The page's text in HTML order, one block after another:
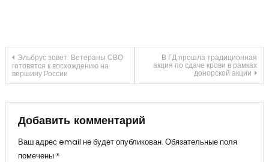
Навигация
по
записям
Эльбрус зовет: Ветераны СВО
готовятся к восхождению на
вершину России
В ГД прошла традиционная
акция по сдаче крови в рамках
донорской акции
Добавить комментарий
Ваш адрес email не будет опубликован. Обязательные поля
помечены *